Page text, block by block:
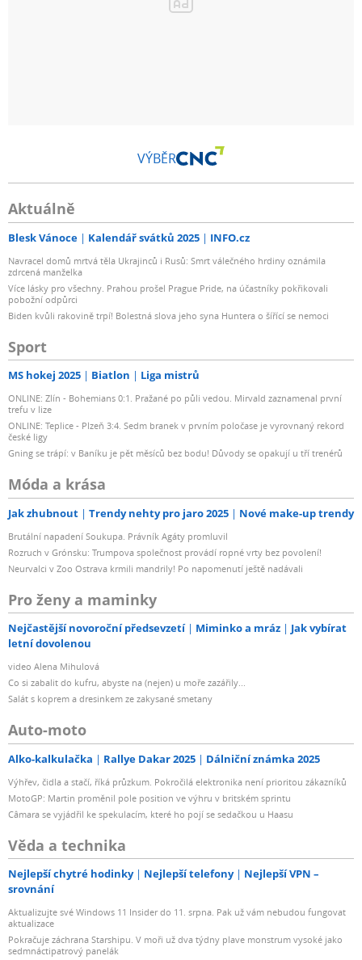
VÝBĚR
Aktuálně
Blesk Vánoce Kalendář svátků 2025 INFO.cz
Navracel domů mrtvá těla Ukrajinců i Rusů: Smrt válečného hrdiny oznámila
zdrcená manželka
Více lásky pro všechny. Prahou prošel Prague Pride, na účastníky pokřikovali
pobožní odpůrci
Biden kvůli rakovině trpí! Bolestná slova jeho syna Huntera o šířící se nemoci
Sport
MS hokej 2025 Biatlon Liga mistrů
ONLINE: Zlín - Bohemians 0:1. Pražané po půli vedou. Mirvald zaznamenal první
trefu v lize
ONLINE: Teplice - Plzeň 3:4. Sedm branek v prvním poločase je vyrovnaný rekord
české ligy
Gning se trápí: v Baníku je pět měsíců bez bodu! Důvody se opakují u tří trenérů
Móda a krása
Jak zhubnout Trendy nehty pro jaro 2025 Nové make-up trendy
Brutální napadení Soukupa. Právník Agáty promluvil
Rozruch v Grónsku: Trumpova společnost provádí ropné vrty bez povolení!
Neurvalci v Zoo Ostrava krmili mandrily! Po napomenutí ještě nadávali
Pro ženy a maminky
Nejčastější novoroční předsevzetí Miminko a mráz
Jak vybírat
letní dovolenou
video Alena Mihulová
Co si zabalit do kufru, abyste na (nejen) u moře zazářily...
Salát s koprem a dresinkem ze zakysané smetany
Auto-moto
Alko-kalkulačka Rallye Dakar 2025 Dálniční známka 2025
Výhřev, čidla a stačí, říká průzkum. Pokročilá elektronika není prioritou zákazníků
MotoGP: Martin proměnil pole position ve výhru v britském sprintu
Câmara se vyjádřil ke spekulacím, které ho pojí se sedačkou u Haasu
Věda a technika
Nejlepší chytré hodinky Nejlepší telefony
Nejlepší VPN –
srovnání
Aktualizujte své Windows 11 Insider do 11. srpna. Pak už vám nebudou fungovat
aktualizace
Pokračuje záchrana Starshipu. V moři už dva týdny plave monstrum vysoké jako
sedmnáctipatrový panelák